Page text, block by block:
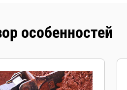
особенностей